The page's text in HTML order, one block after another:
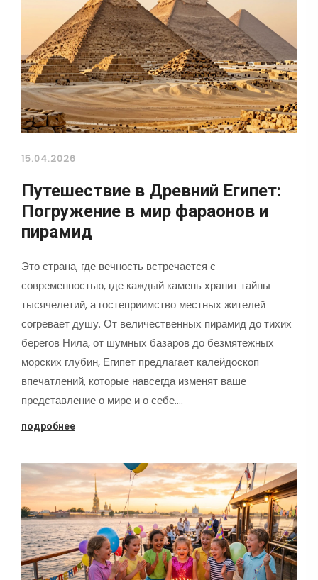
15.04.2026
Путешествие в Древний Египет:
Погружение в мир фараонов и
пирамид
Это страна, где вечность встречается с
современностью, где каждый камень хранит тайны
тысячелетий, а гостеприимство местных жителей
согревает душу. От величественных пирамид до тихих
берегов Нила, от шумных базаров до безмятежных
морских глубин, Египет предлагает калейдоскоп
впечатлений, которые навсегда изменят ваше
представление о мире и о себе.…
подробнее